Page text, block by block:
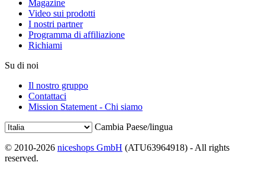
Magazine
Video sui prodotti
I nostri partner
Programma di affiliazione
Richiami
Su di noi
Il nostro gruppo
Contattaci
Mission Statement - Chi siamo
Cambia Paese/lingua
© 2010-2026 niceshops GmbH (ATU63964918) - All rights
reserved.